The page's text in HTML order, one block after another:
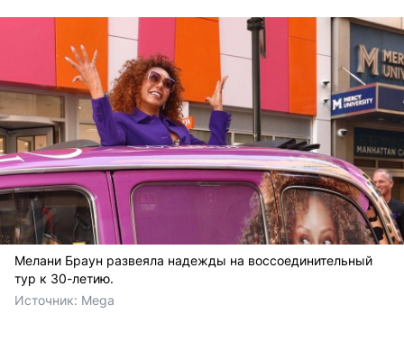
Мелани Браун развеяла надежды на воссоединительный
тур к 30-летию.
Источник: Mega